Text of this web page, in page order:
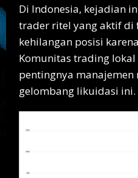
Di Indonesia, kejadian
trader ritel yang aktif di
kehilangan posisi
Komunitas trading
pentingnya manajemen
gelombang likuidasi ini.